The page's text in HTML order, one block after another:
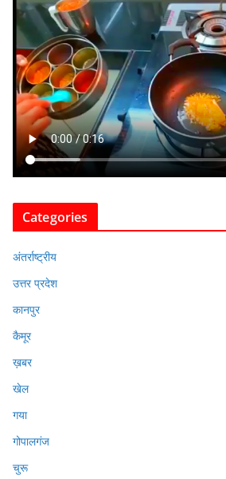
Categories
अंतर्राष्ट्रीय
उत्तर प्रदेश
कानपुर
कैमूर
ख़बर
खेल
गया
गोपालगंज
चुरू